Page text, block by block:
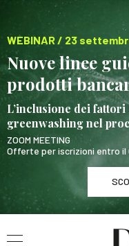
WEBINAR / 23
Nuove linee
prodotti
L’inclusione dei
greenwashing nel
ZOOM MEETING
Offerte per iscrizioni entro il